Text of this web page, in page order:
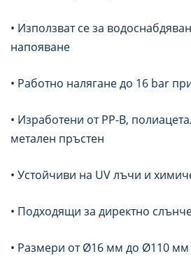
• Използват се за
напояване
• Работно налягане до 16 bar
• Изработени от PP-B,
метален пръстен
• Устойчиви на UV лъчи и
• Подходящи за директно
• Размери от Ø16 мм до Ø110 мм